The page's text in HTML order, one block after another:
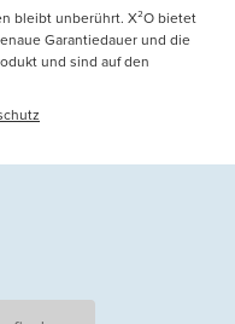
bleibt unberührt. X²O bietet
Garantiedauer und die
und sind auf den